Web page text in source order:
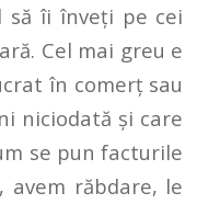
să îi înveți pe cei
Cel mai greu e
în comerț sau
niciodată și care
se pun facturile
avem răbdare, le